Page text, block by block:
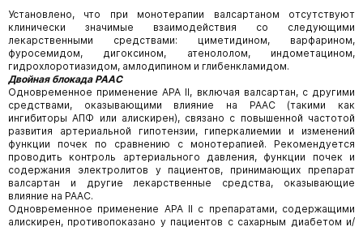
Установлено, что при монотерапии валсартаном отсутствуют
клинически значимые взаимодействия со следующими
лекарственными средствами: циметидином, варфарином,
фуросемидом, дигоксином, атенололом, индометацином,
гидрохлоротиазидом, амлодипином и глибенкламидом.
Двойная блокада РААС
Одновременное применение АРА II, включая валсартан, с другими
средствами, оказывающими влияние на РААС (такими как
ингибиторы АПФ или алискирен), связано с повышенной частотой
развития артериальной гипотензии, гиперкалиемии и изменений
функции почек по сравнению с монотерапией. Рекомендуется
проводить контроль артериального давления, функции почек и
содержания электролитов у пациентов, принимающих препарат
валсартан и другие лекарственные средства, оказывающие
влияние на РААС.
Одновременное применение АРА II с препаратами, содержащими
алискирен, противопоказано у пациентов с сахарным диабетом и/